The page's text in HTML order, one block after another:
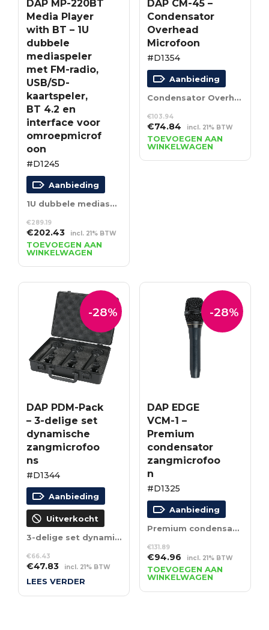
DAP MP-220BT
Media Player
with BT – 1U
dubbele
mediaspeler
met FM-radio,
USB/SD-
kaartspeler,
BT 4.2 en
interface voor
omroepmicrof
oon
#D1245
Aanbieding
1U dubbele mediaspeler met FM-radio, USB/SD-kaartspeler, BT 4.2 en interface voor omroepmicrofoon
€289.19
Oorspronkelijke
prijs
was:
€289.19.
€202.43Huidige
prijs
is:
€202.43.
incl. 21% BTW
TOEVOEGEN AAN
WINKELWAGEN
DAP CM-45 –
Condensator
Overhead
Microfoon
#D1354
Aanbieding
Condensator Overhead Microfoon
€103.94
Oorspronkelijke
prijs
was:
€103.94.
€74.84 Huidige
prijs
is:
€74.84.
incl. 21% BTW
TOEVOEGEN AAN
WINKELWAGEN
-28%
DAP PDM-Pack
– 3-delige set
dynamische
zangmicrofoo
ns
#D1344
Aanbieding
Uitverkocht
3-delige set dynamische zangmicrofoons
€66.43
Oorspronkelijke
prijs
€66.43.
€47.83Huidige
prijs
€47.83.
incl. 21% BTW
LEES VERDER
-28%
DAP EDGE
VCM-1 –
Premium
condensator
zangmicrofoo
n
#D1325
Aanbieding
Premium condensator zangmicrofoon
€131.89
Oorspronkelijke
prijs
was:
€131.89.
€94.96 Huidige
prijs
is:
€94.96.
incl. 21% BTW
TOEVOEGEN AAN
WINKELWAGEN